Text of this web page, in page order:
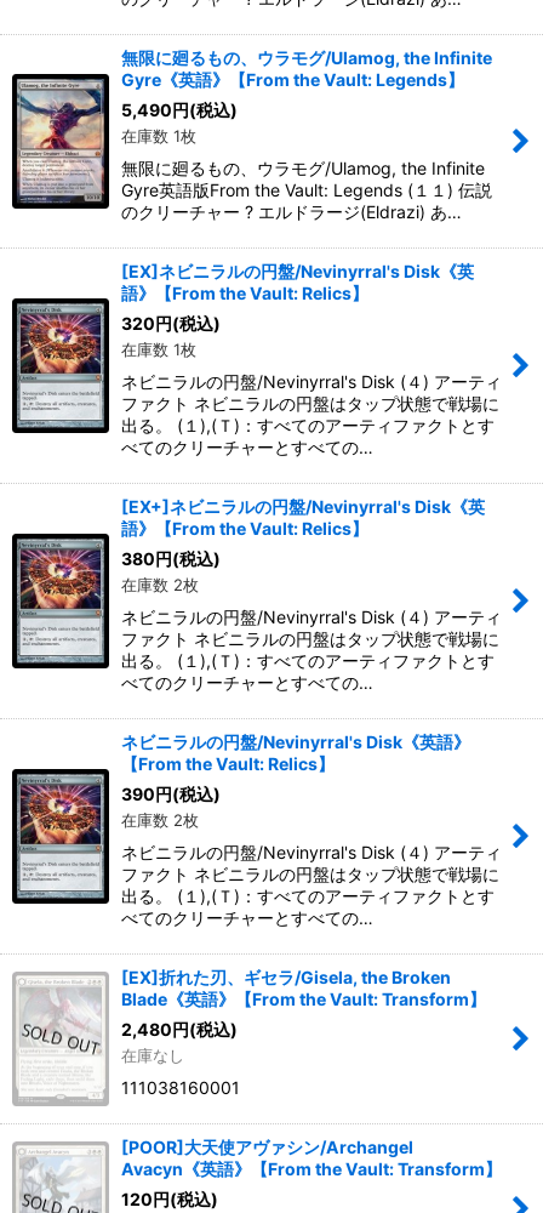
無限に廻るもの、ウラモグ/Ulamog, the Infinite
Gyre《英語》【From the Vault: Legends】
5,490円(税込)
在庫数 1枚
無限に廻るもの、ウラモグ/Ulamog, the Infinite
Gyre英語版From the Vault: Legends (１１) 伝説
のクリーチャー ? エルドラージ(Eldrazi) あ…
[EX]ネビニラルの円盤/Nevinyrral's Disk《英
語》【From the Vault: Relics】
320円(税込)
在庫数 1枚
ネビニラルの円盤/Nevinyrral's Disk (４) アーティ
ファクト ネビニラルの円盤はタップ状態で戦場に
出る。 (１),(Ｔ)：すべてのアーティファクトとす
べてのクリーチャーとすべての…
[EX+]ネビニラルの円盤/Nevinyrral's Disk《英
語》【From the Vault: Relics】
380円(税込)
在庫数 2枚
ネビニラルの円盤/Nevinyrral's Disk (４) アーティ
ファクト ネビニラルの円盤はタップ状態で戦場に
出る。 (１),(Ｔ)：すべてのアーティファクトとす
べてのクリーチャーとすべての…
ネビニラルの円盤/Nevinyrral's Disk《英語》
【From the Vault: Relics】
390円(税込)
在庫数 2枚
ネビニラルの円盤/Nevinyrral's Disk (４) アーティ
ファクト ネビニラルの円盤はタップ状態で戦場に
出る。 (１),(Ｔ)：すべてのアーティファクトとす
べてのクリーチャーとすべての…
[EX]折れた刃、ギセラ/Gisela, the Broken
Blade《英語》【From the Vault: Transform】
2,480円(税込)
在庫なし
111038160001
[POOR]大天使アヴァシン/Archangel
Avacyn《英語》【From the Vault: Transform】
120円(税込)